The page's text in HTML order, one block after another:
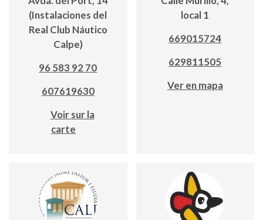
(Instalaciones del
Real Club Náutico
Calpe)
96 583 92 70
607619630
Voir sur la
carte
local 1
669015724
629811505
Ver en mapa